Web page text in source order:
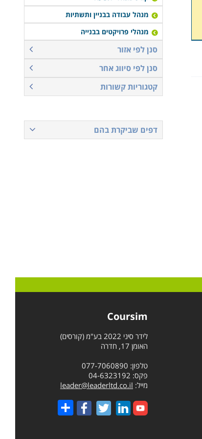
מנהל עבודה בבניין ותשתיות
מנהלי פרויקטים בבנייה
סנן לפי אזור
סנן לפי סיווג אחר
קטגוריות קשורות
דפים שביקרת בהם
Coursim
לידר סיני 2022 בע"מ (קורסים)
האומן 17, חדרה
טלפון: 077-7060890
פקס: 04-6323192
מייל: leader@leaderltd.co.il
Share